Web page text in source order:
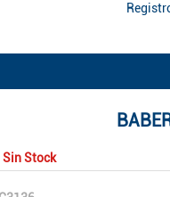
Sin Stock